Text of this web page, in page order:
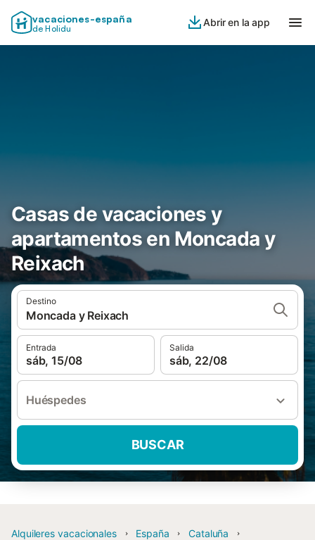
vacaciones-españa
de Holidu
Abrir en la app
Casas de vacaciones y
apartamentos en Moncada y
Reixach
Destino
Moncada y Reixach
Entrada
sáb, 15/08
Salida
sáb, 22/08
Huéspedes
BUSCAR
Alquileres vacacionales España
Cataluña